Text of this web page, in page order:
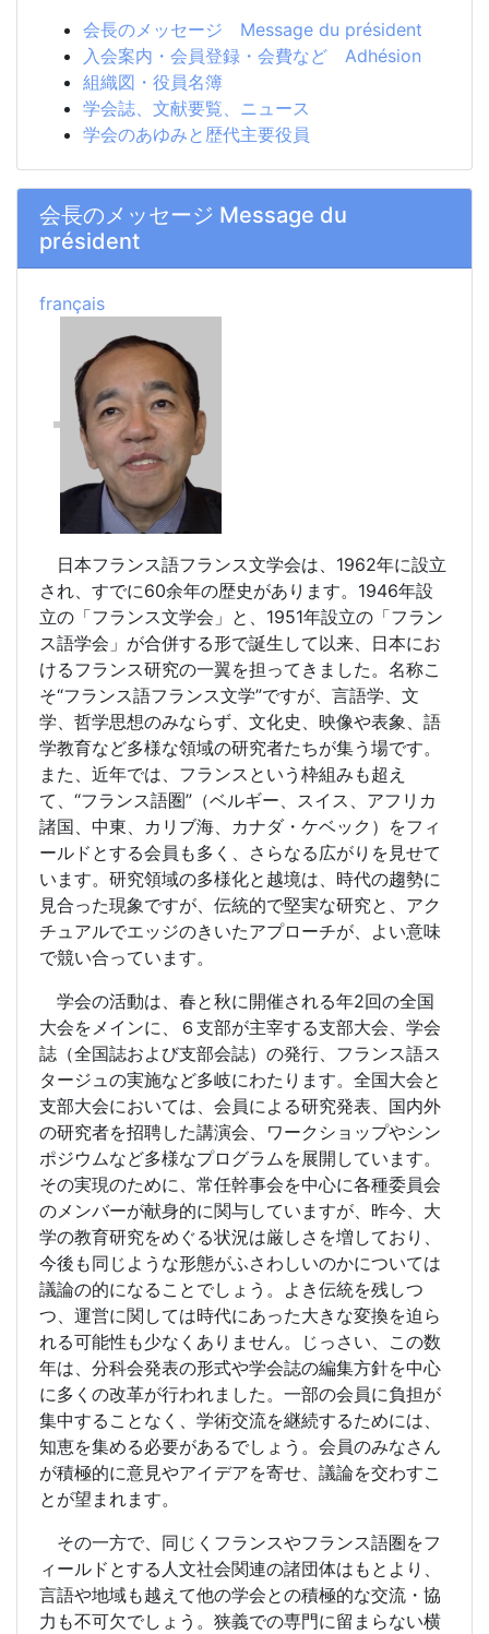
会長のメッセージ Message du président
入会案内・会員登録・会費など Adhésion
組織図・役員名簿
学会誌、文献要覧、ニュース
学会のあゆみと歴代主要役員
会長のメッセージ Message du
président
français
日本フランス語フランス文学会は、1962年に設立
され、すでに60余年の歴史があります。1946年設
立の「フランス文学会」と、1951年設立の「フラン
ス語学会」が合併する形で誕生して以来、日本にお
けるフランス研究の一翼を担ってきました。名称こ
そ“フランス語フランス文学”ですが、言語学、文
学、哲学思想のみならず、文化史、映像や表象、語
学教育など多様な領域の研究者たちが集う場です。
また、近年では、フランスという枠組みも超え
て、“フランス語圏”（ベルギー、スイス、アフリカ
諸国、中東、カリブ海、カナダ・ケベック）をフィ
ールドとする会員も多く、さらなる広がりを見せて
います。研究領域の多様化と越境は、時代の趨勢に
見合った現象ですが、伝統的で堅実な研究と、アク
チュアルでエッジのきいたアプローチが、よい意味
で競い合っています。
学会の活動は、春と秋に開催される年2回の全国
大会をメインに、６支部が主宰する支部大会、学会
誌（全国誌および支部会誌）の発行、フランス語ス
タージュの実施など多岐にわたります。全国大会と
支部大会においては、会員による研究発表、国内外
の研究者を招聘した講演会、ワークショップやシン
ポジウムなど多様なプログラムを展開しています。
その実現のために、常任幹事会を中心に各種委員会
のメンバーが献身的に関与していますが、昨今、大
学の教育研究をめぐる状況は厳しさを増しており、
今後も同じような形態がふさわしいのかについては
議論の的になることでしょう。よき伝統を残しつ
つ、運営に関しては時代にあった大きな変換を迫ら
れる可能性も少なくありません。じっさい、この数
年は、分科会発表の形式や学会誌の編集方針を中心
に多くの改革が行われました。一部の会員に負担が
集中することなく、学術交流を継続するためには、
知恵を集める必要があるでしょう。会員のみなさん
が積極的に意見やアイデアを寄せ、議論を交わすこ
とが望まれます。
その一方で、同じくフランスやフランス語圏をフ
ィールドとする人文社会関連の諸団体はもとより、
言語や地域も越えて他の学会との積極的な交流・協
力も不可欠でしょう。狭義での専門に留まらない横